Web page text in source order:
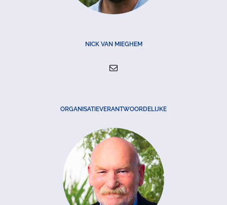
NICK VAN MIEGHEM
ORGANISATIEVERANTWOORDELIJKE